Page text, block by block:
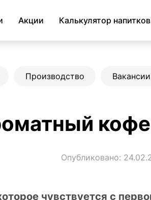
Акции Калькулятор напитков
Производство Вакансии
Опубликовано:
чувствуется с